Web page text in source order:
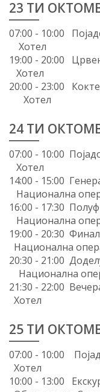
23 ТИ
07:00 -
Хотел
19:00 -
Хотел
20:00 - 23:00
Хотел
24 ТИ
07:00 -
Хотел
14:00 -
Национална
16:00 -
Национална
19:00 -
Национална
20:30 - 21:00
21:30 -
Хотел
25 ТИ
07:00 -
Хотел
10:00 -